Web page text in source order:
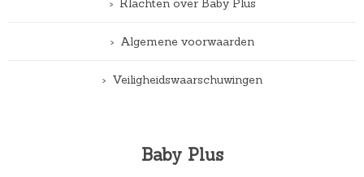
Klachten over Baby Plus
Algemene voorwaarden
Veiligheidswaarschuwingen
Baby Plus